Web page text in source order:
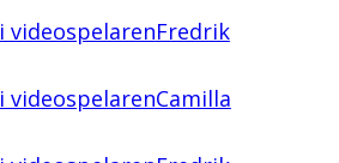
i videospelarenFredrik
Camilla